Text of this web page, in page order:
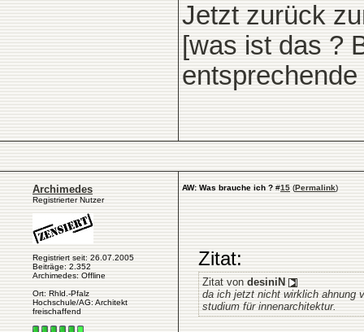
Jetzt zurück
[was ist das ?
Archimedes
Registrierter Nutzer
Registriert seit: 26.07.2005
Beiträge: 2.352
Archimedes: Offline
Ort: Rhld.-Pfalz
Hochschule/AG: Architekt
freischaffend
AW: Was brauche ich ? #15 (Permalink)
Zitat:
Zitat von desiniN
da ich jetzt nicht wirklich ahnung
studium für innenarchitektur.